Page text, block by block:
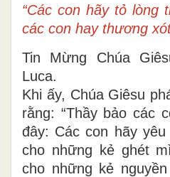
“Các con hãy tỏ lòng
các con hay thương
Tin Mừng Chúa
Luca.
Khi ấy, Chúa Giêsu
rằng: “Thầy bảo các
đây: Các con hãy
cho những kẻ ghét
cho những kẻ